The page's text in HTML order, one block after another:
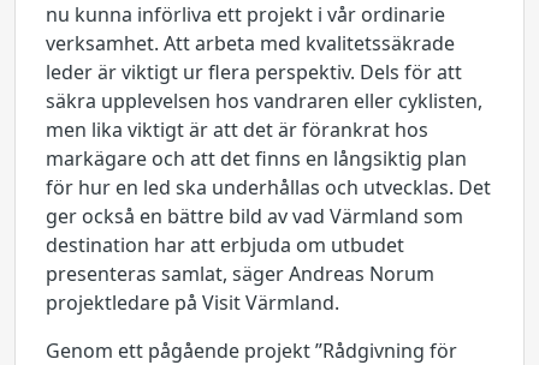
nu kunna införliva ett projekt i vår ordinarie
verksamhet. Att arbeta med kvalitetssäkrade
leder är viktigt ur flera perspektiv. Dels för att
säkra upplevelsen hos vandraren eller cyklisten,
men lika viktigt är att det är förankrat hos
markägare och att det finns en långsiktig plan
för hur en led ska underhållas och utvecklas. Det
ger också en bättre bild av vad Värmland som
destination har att erbjuda om utbudet
presenteras samlat, säger Andreas Norum
projektledare på Visit Värmland.
Genom ett pågående projekt ”Rådgivning för